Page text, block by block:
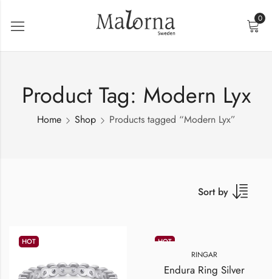
0
Product Tag: Modern Lyx
Home Shop Products tagged “Modern Lyx”
Sort by
HOT HOT
RINGAR
Endura Ring Silver